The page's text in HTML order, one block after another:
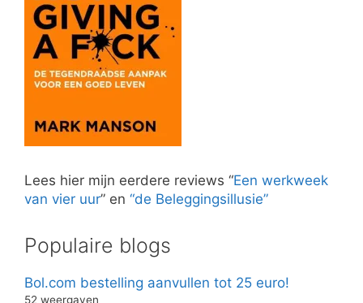
Lees hier mijn eerdere reviews “Een werkweek
van vier uur” en “de Beleggingsillusie”
Populaire blogs
Bol.com bestelling aanvullen tot 25 euro!
52 weergaven